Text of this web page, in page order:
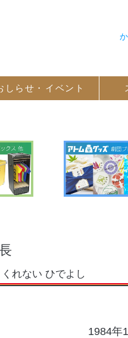
しらせ・ イベント
くれない ひでよし
1984年